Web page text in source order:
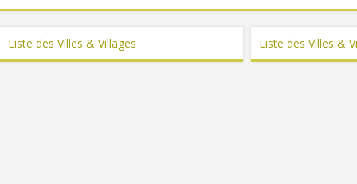
Liste des Villes & Villages Liste des Villes &